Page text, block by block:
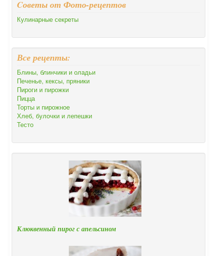
Cоветы от Фото-рецептов
Кулинарные секреты
Все рецепты:
Блины, блинчики и оладьи
Печенье, кексы, пряники
Пироги и пирожки
Пицца
Торты и пирожное
Хлеб, булочки и лепешки
Тесто
Клюквенный пирог с апельсином